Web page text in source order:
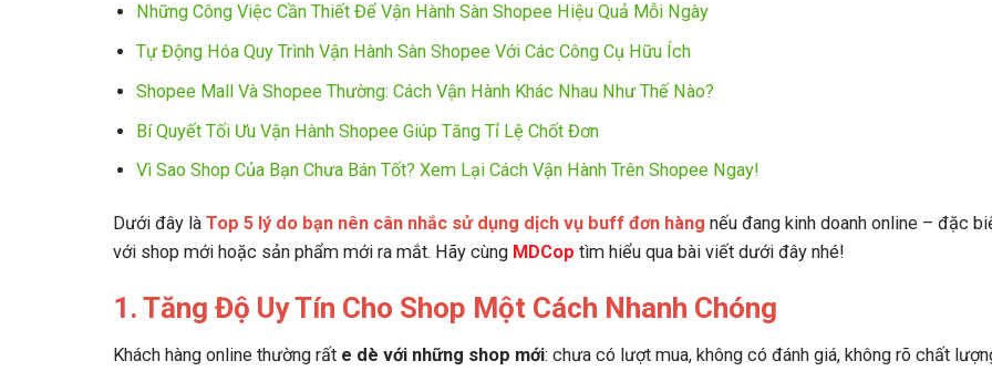
Những Công Việc Cần Thiết Để Vận Hành Sàn Shopee Hiệu Quả Mỗi Ngày
Tự Động Hóa Quy Trình Vận Hành Sàn Shopee Với Các Công Cụ Hữu Ích
Shopee Mall Và Shopee Thường: Cách Vận Hành Khác Nhau Như Thế Nào?
Bí Quyết Tối Ưu Vận Hành Shopee Giúp Tăng Tỉ Lệ Chốt Đơn
Vì Sao Shop Của Bạn Chưa Bán Tốt? Xem Lại Cách Vận Hành Trên Shopee Ngay!
Dưới đây là Top 5 lý do bạn nên cân nhắc sử dụng dịch vụ buff đơn hàng nếu đang kinh doanh online – đặc
với shop mới hoặc sản phẩm mới ra mắt. Hãy cùng MDCop tìm hiểu qua bài viết dưới đây nhé!
1. Tăng Độ Uy Tín Cho Shop Một Cách Nhanh Chóng
Khách hàng online thường rất e dè với những shop mới: chưa có lượt mua, không có đánh giá, không rõ chất